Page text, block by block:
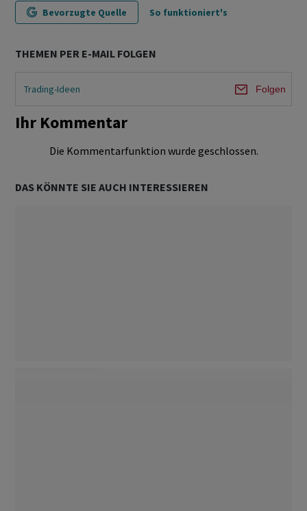
Bevorzugte Quelle So funktioniert's
THEMEN PER E-MAIL FOLGEN
Trading-Ideen Folgen
Ihr Kommentar
Die Kommentarfunktion wurde geschlossen.
DAS KÖNNTE SIE AUCH INTERESSIEREN